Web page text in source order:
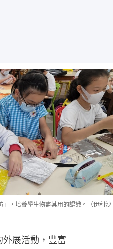
，培養學生物盡其用的認識。（伊利沙
外展活動，豐富